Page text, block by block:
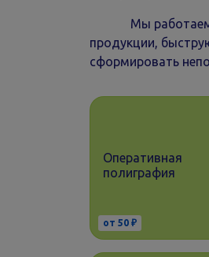
Мы работаем
продукции,
сформировать
от 50 ₽
Оперативная
полиграфия